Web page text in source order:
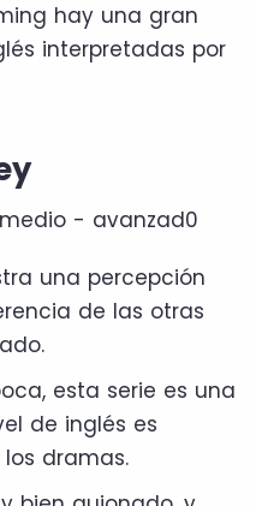
hay una gran
interpretadas por
- avanzad0
una percepción
de las otras
esta serie es una
de inglés es
dramas.